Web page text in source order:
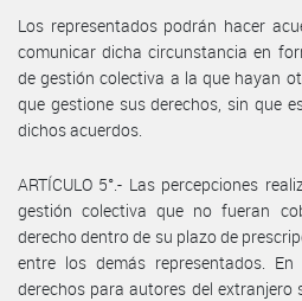
Los representados podrán hacer
comunicar dicha circunstancia en
de gestión colectiva a la que hayan
que gestione sus derechos, sin que
dichos acuerdos.
ARTÍCULO 5°.- Las percepciones
gestión colectiva que no fueran
derecho dentro de su plazo de
entre los demás representados.
derechos para autores del extranjero